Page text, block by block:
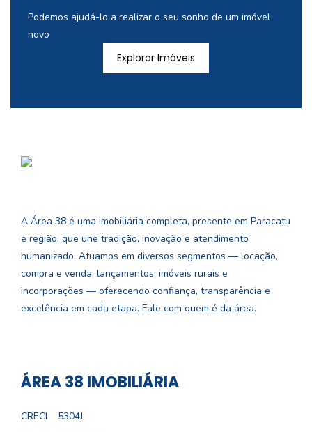
Podemos ajudá-lo a realizar o seu sonho de um imóvel
novo
Explorar Imóveis
A Área 38 é uma imobiliária completa, presente em Paracatu
e região, que une tradição, inovação e atendimento
humanizado. Atuamos em diversos segmentos — locação,
compra e venda, lançamentos, imóveis rurais e
incorporações — oferecendo confiança, transparência e
excelência em cada etapa. Fale com quem é da área.
ÁREA 38 IMOBILIÁRIA
CRECI
5304J